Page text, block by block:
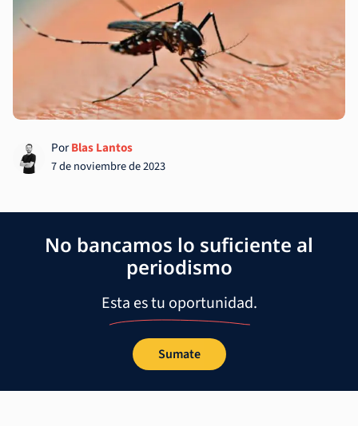
PorBlas Lantos
7 de noviembre de 2023
No bancamos lo suficiente al
periodismo
Esta es tu oportunidad.
Sumate